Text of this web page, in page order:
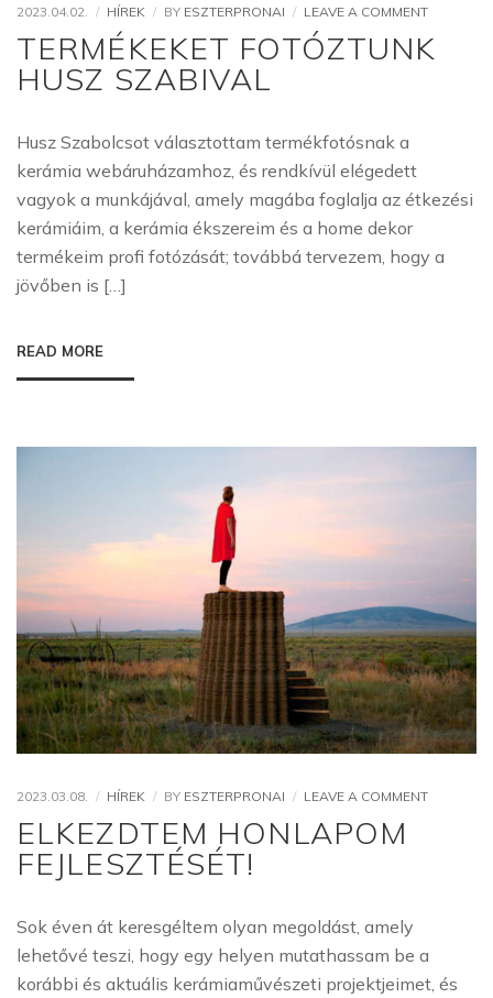
2023.04.02. HÍREK BY ESZTERPRONAI LEAVE A COMMENTON
TERMÉKEKET FOTÓZTUNK
HUSZ SZABIVAL
Husz Szabolcsot választottam termékfotósnak a
kerámia webáruházamhoz, és rendkívül elégedett
vagyok a munkájával, amely magába foglalja az étkezési
kerámiáim, a kerámia ékszereim és a home dekor
termékeim profi fotózását; továbbá tervezem, hogy a
jövőben is […]
READ MORE
2023.03.08. HÍREK BY ESZTERPRONAI LEAVE A COMMENTON
ELKEZDTEM HONLAPOM
FEJLESZTÉSÉT!
Sok éven át keresgéltem olyan megoldást, amely
lehetővé teszi, hogy egy helyen mutathassam be a
korábbi és aktuális kerámiaművészeti projektjeimet, és